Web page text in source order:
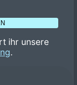
ihr unsere
.